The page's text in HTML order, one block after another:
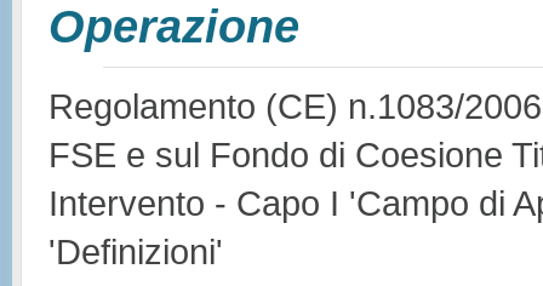
Operazione
Regolamento (CE) n.1083/
FSE e sul Fondo di Coesione
Intervento - Capo I 'Campo di
'Definizioni'